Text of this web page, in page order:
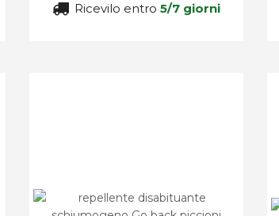
Ricevilo entro 5/7 giorni